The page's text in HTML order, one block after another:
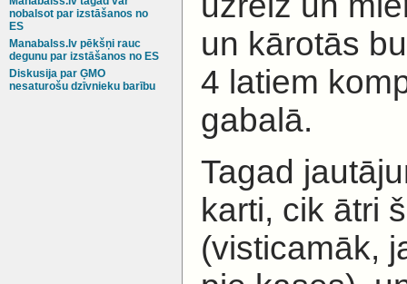
nobalsot par izstāšanos no
ES
Manabalss.lv pēkšņi rauc
degunu par izstāšanos no ES
Diskusija par ĢMO
nesaturošu dzīvnieku barību
un kārotās
4 latiem
gabalā.
Tagad
karti, cik ātri
(visticamāk,